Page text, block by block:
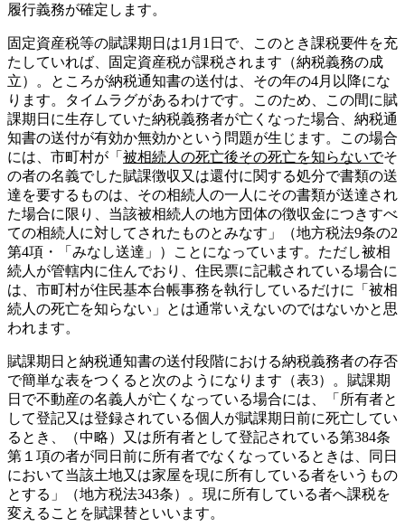
履行義務が確定します。
固定資産税等の賦課期日は1月1日で、このとき課税要件を充
たしていれば、固定資産税が課税されます（納税義務の成
立）。ところが納税通知書の送付は、その年の4月以降にな
ります。タイムラグがあるわけです。このため、この間に賦
課期日に生存していた納税義務者が亡くなった場合、納税通
知書の送付が有効か無効かという問題が生じます。この場合
には、市町村が「 被相続人の死亡後その死亡を知らないでそ
の者の名義でした賦課徴収又は還付に関する処分で書類の送
達を要するものは、その相続人の一人にその書類が送達され
た場合に限り、当該被相続人の地方団体の徴収金につきすべ
ての相続人に対してされたものとみなす」（地方税法9条の2
第4項・「みなし送達」）ことになっています。ただし被相
続人が管轄内に住んでおり、住民票に記載されている場合に
は、市町村が住民基本台帳事務を執行しているだけに「被相
続人の死亡を知らない」とは通常いえないのではないかと思
われます。
賦課期日と納税通知書の送付段階における納税義務者の存否
で簡単な表をつくると次のようになります（表3）。賦課期
日で不動産の名義人が亡くなっている場合には、「所有者と
して登記又は登録されている個人が賦課期日前に死亡してい
るとき、（中略）又は所有者として登記されている第384条
第１項の者が同日前に所有者でなくなっているときは、同日
において当該土地又は家屋を現に所有している者をいうもの
とする」（地方税法343条）。現に所有している者へ課税を
変えることを賦課替といいます。